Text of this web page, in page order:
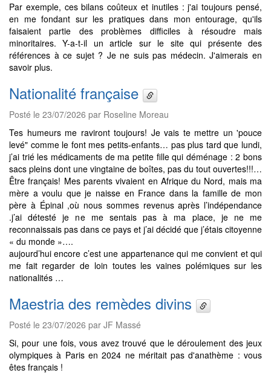
Par exemple, ces bilans coûteux et inutiles : j'ai toujours pensé,
en me fondant sur les pratiques dans mon entourage, qu'ils
faisaient partie des problèmes difficiles à résoudre mais
minoritaires. Y-a-t-il un article sur le site qui présente des
références à ce sujet ? Je ne suis pas médecin. J'aimerais en
savoir plus.
Nationalité française
Posté le 23/07/2026 par Roseline Moreau
Tes humeurs me raviront toujours! Je vais te mettre un 'pouce
levé" comme le font mes petits-enfants… pas plus tard que lundi,
j’ai trié les médicaments de ma petite fille qui déménage : 2 bons
sacs pleins dont une vingtaine de boîtes, pas du tout ouvertes!!!…
Être français! Mes parents vivaient en Afrique du Nord, mais ma
mère a voulu que je naisse en France dans la famille de mon
père à Épinal ,où nous sommes revenus après l’indépendance
.j’ai détesté je ne me sentais pas à ma place, je ne me
reconnaissais pas dans ce pays et j’ai décidé que j’étais citoyenne
« du monde »….
aujourd’hui encore c’est une appartenance qui me convient et qui
me fait regarder de loin toutes les vaines polémiques sur les
nationalités …
Maestria des remèdes divins
Posté le 23/07/2026 par JF Massé
Si, pour une fois, vous avez trouvé que le déroulement des jeux
olympiques à Paris en 2024 ne méritait pas d'anathème : vous
êtes français !